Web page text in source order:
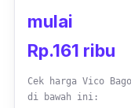
mulai
Rp.161 ribu
Cek harga Vico
di bawah ini: